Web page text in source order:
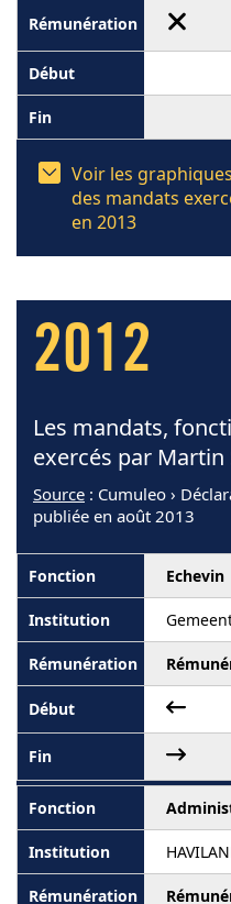
Voir les
des mandats
en 2013
2012
Les mandats,
exercés par Martin
Source : Cumuleo ›
publiée en août 2013
Echevin